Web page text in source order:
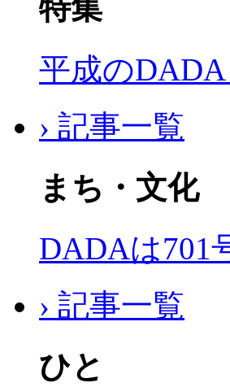
特集
平成のDADA
› 記事一覧
まち・文化
DADAは701
› 記事一覧
ひと